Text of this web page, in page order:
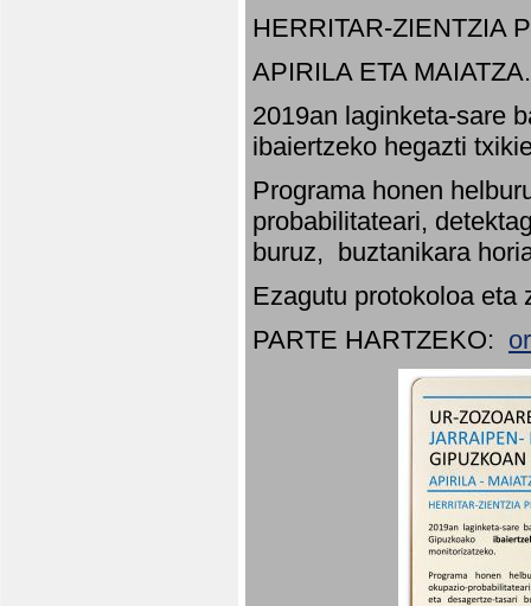
HERRITAR-ZIENTZIA
APIRILA ETA MAIATZA.
2019an laginketa-sare
ibaiertzeko hegazti
Programa honen
probabilitateari,
buruz, buztanikara
Ezagutu protokoloa eta
PARTE HARTZEKO: